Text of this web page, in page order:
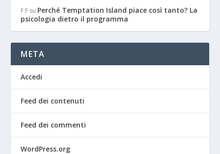
F F su Perché Temptation Island piace così tanto? La
psicologia dietro il programma
META
Accedi
Feed dei contenuti
Feed dei commenti
WordPress.org